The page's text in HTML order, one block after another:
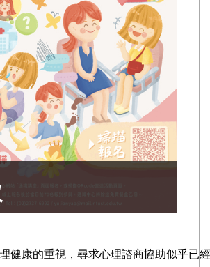
健康的重視，尋求心理諮商協助似乎已